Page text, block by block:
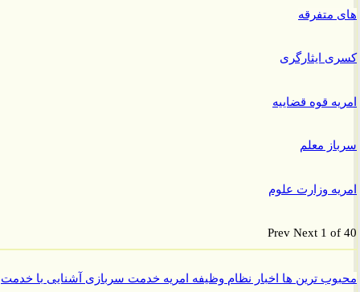
متفرقه
ایثارگری
قوه قضاییه
معلم
وزارت علوم
PrevNext 1
ترین هااخبار نظام وظیفهامریهخدمت سربازیآشنایی با خدمت